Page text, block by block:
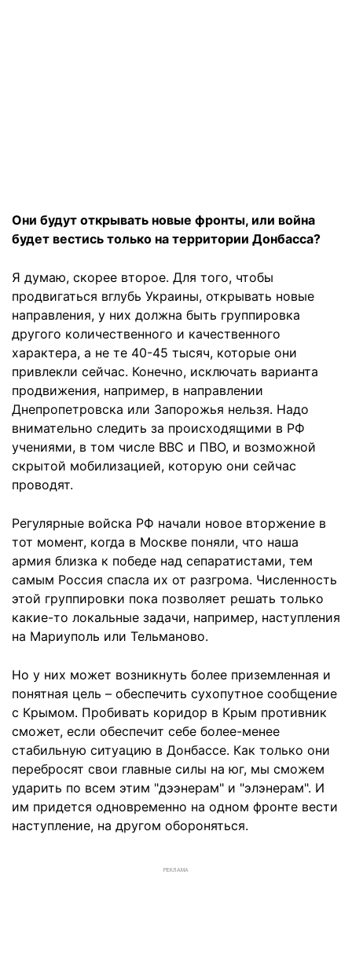
Они будут открывать новые фронты, или война
будет вестись только на территории Донбасса?
Я думаю, скорее второе. Для того, чтобы
продвигаться вглубь Украины, открывать новые
направления, у них должна быть группировка
другого количественного и качественного
характера, а не те 40-45 тысяч, которые они
привлекли сейчас. Конечно, исключать варианта
продвижения, например, в направлении
Днепропетровска или Запорожья нельзя. Надо
внимательно следить за происходящими в РФ
учениями, в том числе ВВС и ПВО, и возможной
скрытой мобилизацией, которую они сейчас
проводят.
Регулярные войска РФ начали новое вторжение в
тот момент, когда в Москве поняли, что наша
армия близка к победе над сепаратистами, тем
самым Россия спасла их от разгрома. Численность
этой группировки пока позволяет решать только
какие-то локальные задачи, например, наступления
на Мариуполь или Тельманово.
Но у них может возникнуть более приземленная и
понятная цель – обеспечить сухопутное сообщение
с Крымом. Пробивать коридор в Крым противник
сможет, если обеспечит себе более-менее
стабильную ситуацию в Донбассе. Как только они
перебросят свои главные силы на юг, мы сможем
ударить по всем этим "дээнерам" и "элэнерам". И
им придется одновременно на одном фронте вести
наступление, на другом обороняться.
РЕКЛАМА